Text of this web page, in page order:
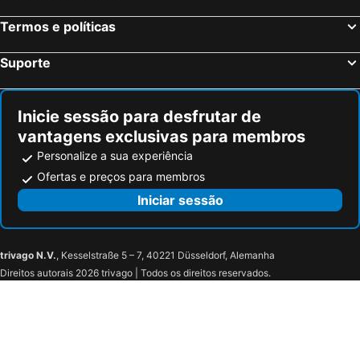
Isla Cristina, Andaluzia Hotéis
Termos e políticas
Suporte
Inicie sessão para desfrutar de
vantagens exclusivas para membros
Personalize a sua experiência
Ofertas e preços para membros
Iniciar sessão
trivago N.V., Kesselstraße 5 – 7, 40221 Düsseldorf, Alemanha
Direitos autorais 2026 trivago | Todos os direitos reservados.